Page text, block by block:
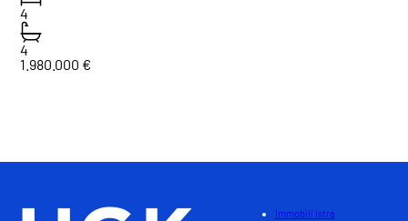
4
4
1.980.000 €
Immobili Istra